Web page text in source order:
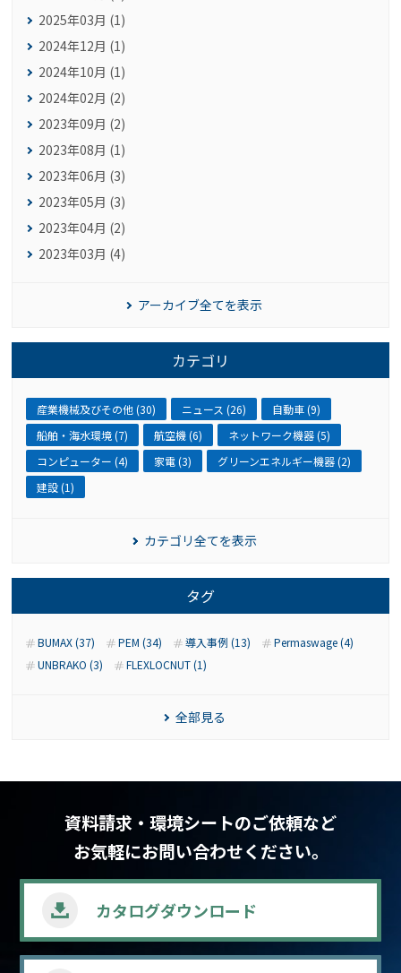
2025年03月 (1)
2024年12月 (1)
2024年10月 (1)
2024年02月 (2)
2023年09月 (2)
2023年08月 (1)
2023年06月 (3)
2023年05月 (3)
2023年04月 (2)
2023年03月 (4)
アーカイブ全てを表示
カテゴリ
産業機械及びその他 (30) ニュース (26)
自動車 (9)
船舶・海水環境 (7)
航空機 (6)
ネットワーク機器 (5)
コンピューター (4)
家電 (3)
グリーンエネルギー機器 (2)
建設 (1)
カテゴリ全てを表示
タグ
BUMAX (37) PEM (34) 導入事例 (13)
Permaswage (4)
UNBRAKO (3)
FLEXLOCNUT (1)
全部見る
資料請求・環境シートのご依頼など
お気軽にお問い合わせください。
カタログダウンロード